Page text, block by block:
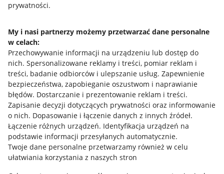
prywatności.
My i nasi partnerzy możemy przetwarzać dane personalne
w celach:
Przechowywanie informacji na urządzeniu lub dostęp do
nich. Spersonalizowane reklamy i treści, pomiar reklam i
treści, badanie odbiorców i ulepszanie usług. Zapewnienie
bezpieczeństwa, zapobieganie oszustwom i naprawianie
błędów. Dostarczanie i prezentowanie reklam i treści.
Zapisanie decyzji dotyczących prywatności oraz informowanie
o nich. Dopasowanie i łączenie danych z innych źródeł.
Łączenie różnych urządzeń. Identyfikacja urządzeń na
podstawie informacji przesyłanych automatycznie.
Twoje dane personalne przetwarzamy również w celu
ułatwiania korzystania z naszych stron
Jak to działa
Allegro Gadane dla sprzedających
Allegro Gadane dla kupujących
Mapa miejscowości
Informacje prawne
Regulamin
Polityka plików "cookies"
Ustawienia plików "cookies"